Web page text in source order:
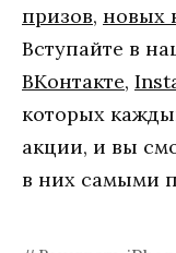
призов, новых
Вступайте в
ВКонтакте,
которых
акции, и вы
в них самыми